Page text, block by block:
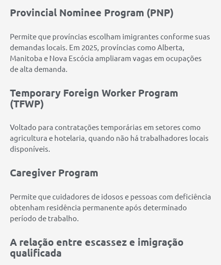
Provincial Nominee Program (PNP)
Permite que províncias escolham imigrantes conforme suas
demandas locais. Em 2025, províncias como Alberta,
Manitoba e Nova Escócia ampliaram vagas em ocupações
de alta demanda.
Temporary Foreign Worker Program
(TFWP)
Voltado para contratações temporárias em setores como
agricultura e hotelaria, quando não há trabalhadores locais
disponíveis.
Caregiver Program
Permite que cuidadores de idosos e pessoas com deficiência
obtenham residência permanente após determinado
período de trabalho.
A relação entre escassez e imigração
qualificada